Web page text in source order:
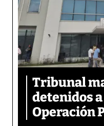
Tribunal
detenidos
Operación